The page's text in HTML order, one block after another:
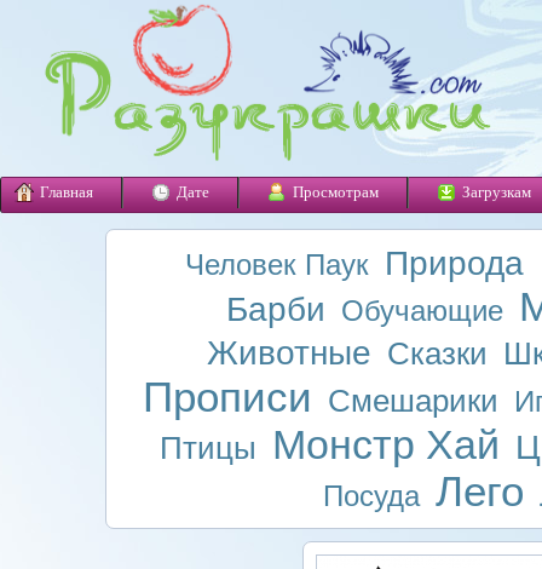
Главная Дате Просмотрам Загрузкам
Человек Паук Природа
Барби Обучающие
Животные Сказки
Прописи Смешарики
Птицы Монстр Хай
Посуда Лего